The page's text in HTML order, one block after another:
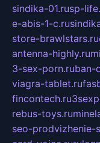
sindika-01.rusp-
e-abis-1-c.ru
store-brawlstars.ru
antenna-highly.ru
3-sex-porn.ruban-
viagra-tablet.ru
fincontech.ru
rebus-toys.ru
seo-prodvizhenie-